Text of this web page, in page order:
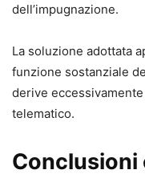
dell’impugnazione.
La soluzione adottata
funzione sostanziale
derive
telematico.
Conclusioni